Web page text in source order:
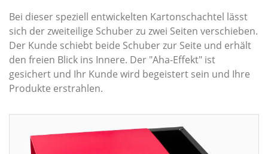
Bei dieser speziell entwickelten Kartonschachtel lässt
sich der zweiteilige Schuber zu zwei Seiten verschieben.
Der Kunde schiebt beide Schuber zur Seite und erhält
den freien Blick ins Innere. Der "Aha-Effekt" ist
gesichert und Ihr Kunde wird begeistert sein und Ihre
Produkte erstrahlen.